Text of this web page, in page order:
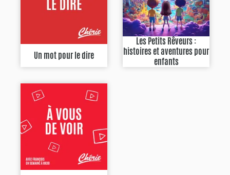
Un mot pour le dire
Les Petits Rêveurs :
histoires et aventures pour
enfants